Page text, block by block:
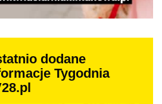
dodane
Tygodnia